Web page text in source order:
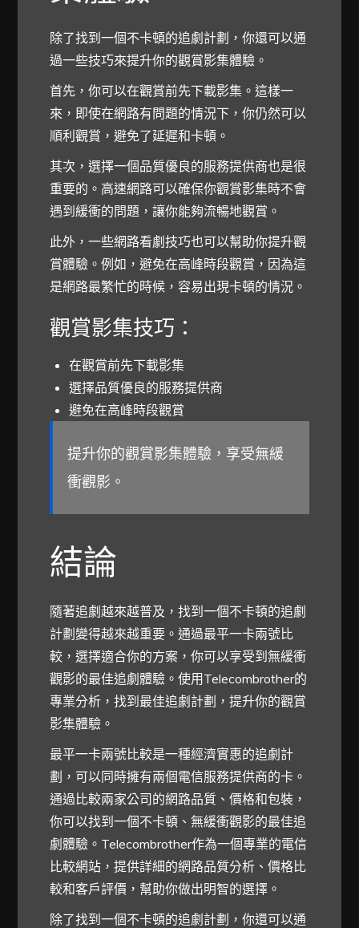
除了找到一個不卡頓的追劇計劃，你還可以通
過一些技巧來提升你的觀賞影集體驗。
首先，你可以在觀賞前先下載影集。這樣一
來，即使在網路有問題的情況下，你仍然可以
順利觀賞，避免了延遲和卡頓。
其次，選擇一個品質優良的服務提供商也是很
重要的。高速網路可以確保你觀賞影集時不會
遇到緩衝的問題，讓你能夠流暢地觀賞。
此外，一些網路看劇技巧也可以幫助你提升觀
賞體驗。例如，避免在高峰時段觀賞，因為這
是網路最繁忙的時候，容易出現卡頓的情況。
觀賞影集技巧：
在觀賞前先下載影集
選擇品質優良的服務提供商
避免在高峰時段觀賞
提升你的觀賞影集體驗，享受無緩
衝觀影。
結論
隨著追劇越來越普及，找到一個不卡頓的追劇
計劃變得越來越重要。通過最平一卡兩號比
較，選擇適合你的方案，你可以享受到無緩衝
觀影的最佳追劇體驗。使用Telecombrother的
專業分析，找到最佳追劇計劃，提升你的觀賞
影集體驗。
最平一卡兩號比較是一種經濟實惠的追劇計
劃，可以同時擁有兩個電信服務提供商的卡。
通過比較兩家公司的網路品質、價格和包裝，
你可以找到一個不卡頓、無緩衝觀影的最佳追
劇體驗。Telecombrother作為一個專業的電信
比較網站，提供詳細的網路品質分析、價格比
較和客戶評價，幫助你做出明智的選擇。
除了找到一個不卡頓的追劇計劃，你還可以通